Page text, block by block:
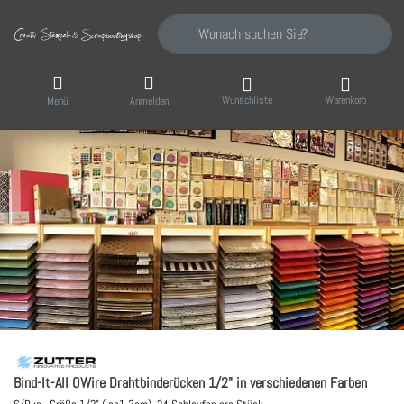
Geben Sie einen Suchbegriff ein. Während
Menü Anmelden Wunschliste Warenkorb
Bind-It-All OWire Drahtbinderücken 1/2" in verschiedenen Farben